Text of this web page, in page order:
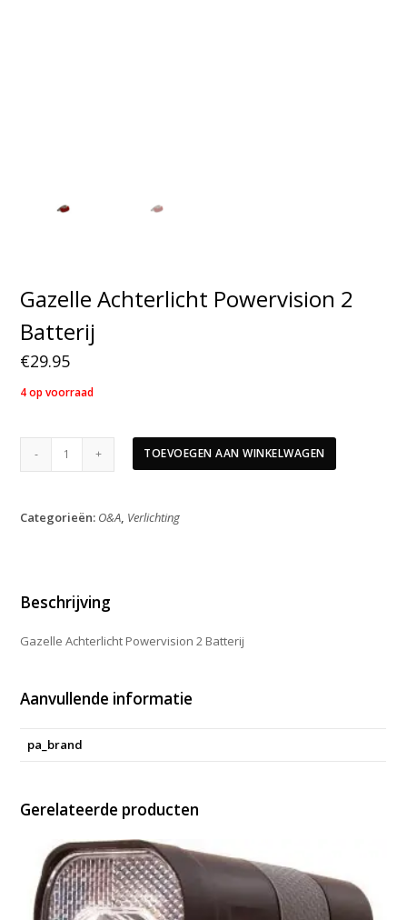
Gazelle Achterlicht Powervision 2
Batterij
€29.95
4 op voorraad
Gazelle
Batterij
TOEVOEGEN AAN WINKELWAGEN
Categorieën: O&A, Verlichting
Beschrijving
Gazelle Achterlicht Powervision 2 Batterij
Aanvullende informatie
pa_brand
Gerelateerde producten